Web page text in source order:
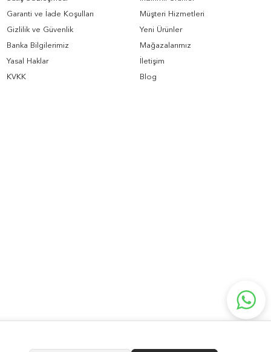
Garanti ve İade Koşulları
Gizlilik ve Güvenlik
Banka Bilgilerimiz
Yasal Haklar
KVKK
Müşteri Hizmetleri
Yeni Ürünler
Mağazalarımız
İletişim
Blog